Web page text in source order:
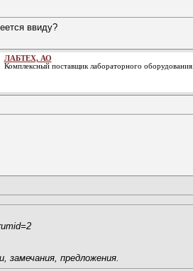
ввиду?
ЛАБТЕХ, АО
Комплексный поставщик лабораторного оборудования.
замечания, предложения.